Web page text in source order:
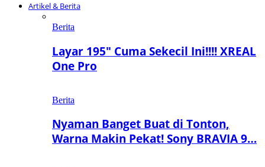
Artikel & Berita
Berita
Layar 195″ Cuma Sekecil Ini!!!! XREAL
One Pro
Berita
Nyaman Banget Buat di Tonton,
Warna Makin Pekat! Sony BRAVIA 9…